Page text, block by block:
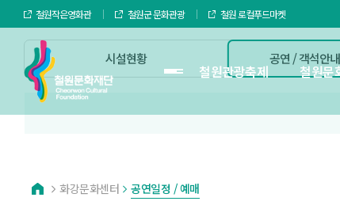
철원작은영화관 철원군 문화관광 철원 로컬푸드마켓
철원관광축제 철원문
시설현황 공연 / 객석안
화강문화센터 공연일정 / 예매